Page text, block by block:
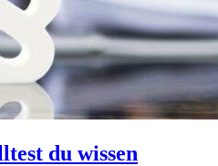
du wissen